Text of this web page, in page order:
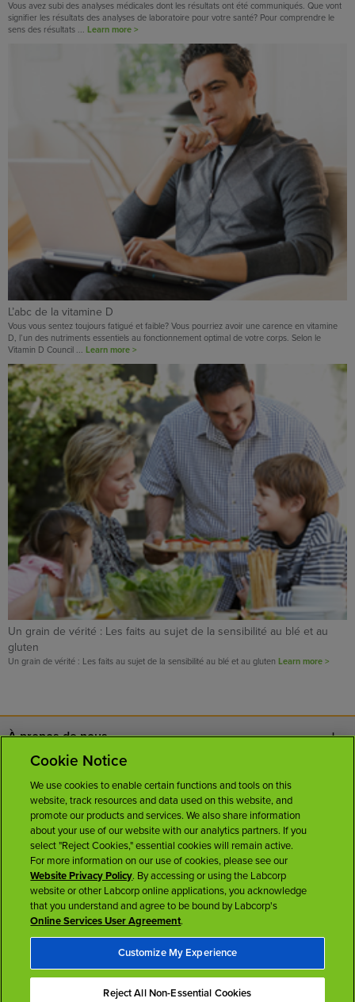
Vous avez subi des analyses médicales dont les résultats ont été communiqués. Que vont
signifier les résultats des analyses de laboratoire pour votre santé? Pour comprendre le
sens des résultats ... Learn more >
L’abc de la vitamine D
Vous vous sentez toujours fatigué et faible? Vous pourriez avoir une carence en vitamine
D, l’un des nutriments essentiels au fonctionnement optimal de votre corps. Selon le
Vitamin D Council ... Learn more >
Un grain de vérité : Les faits au sujet de la sensibilité au blé et au
gluten
Un grain de vérité : Les faits au sujet de la sensibilité au blé et au gluten Learn more >
À propos de nous
Carrières
Salle de presse
Licences
Cookie Notice
We use cookies to enable certain functions and tools on this
website, track resources and data used on this website, and
promote our products and services. We also share information
about your use of our website with our analytics partners. If you
select "Reject Cookies," essential cookies will remain active.
For more information on our use of cookies, please see our
Website Privacy Policy. By accessing or using the Labcorp
website or other Labcorp online applications, you acknowledge
that you understand and agree to be bound by Labcorp's
Online Services User Agreement.
Customize My Experience
Reject All Non-Essential Cookies